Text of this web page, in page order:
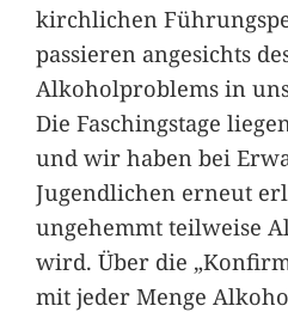
kirchlichen
passieren angesichts
Alkoholproblems in
Die Faschingstage
und wir haben bei
Jugendlichen erneut
ungehemmt teilweise
wird. Über die
mit jeder Menge